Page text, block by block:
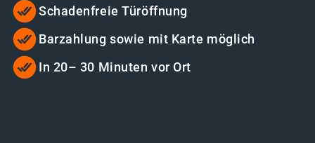
Schadenfreie Türöffnung
Barzahlung sowie mit Karte möglich
In 20– 30 Minuten vor Ort